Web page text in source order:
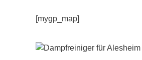
[mygp_map]